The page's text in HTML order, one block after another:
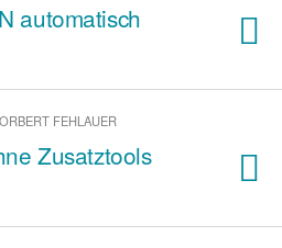
automatisch
FEHLAUER
Zusatztools